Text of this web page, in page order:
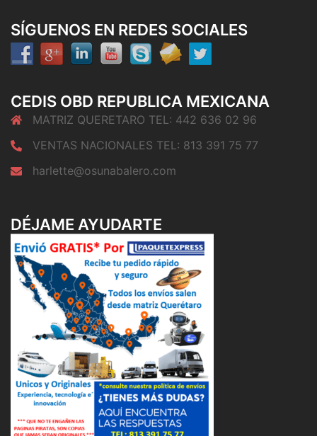
SÍGUENOS EN REDES SOCIALES
CEDIS OBD REPUBLICA MEXICANA
MATRIZ QUERETARO TEL: 442 636 02 96
VENTAS NACIONALES TEL: 813 391 75 77
harlette@osunabalero.com
DÉJAME AYUDARTE